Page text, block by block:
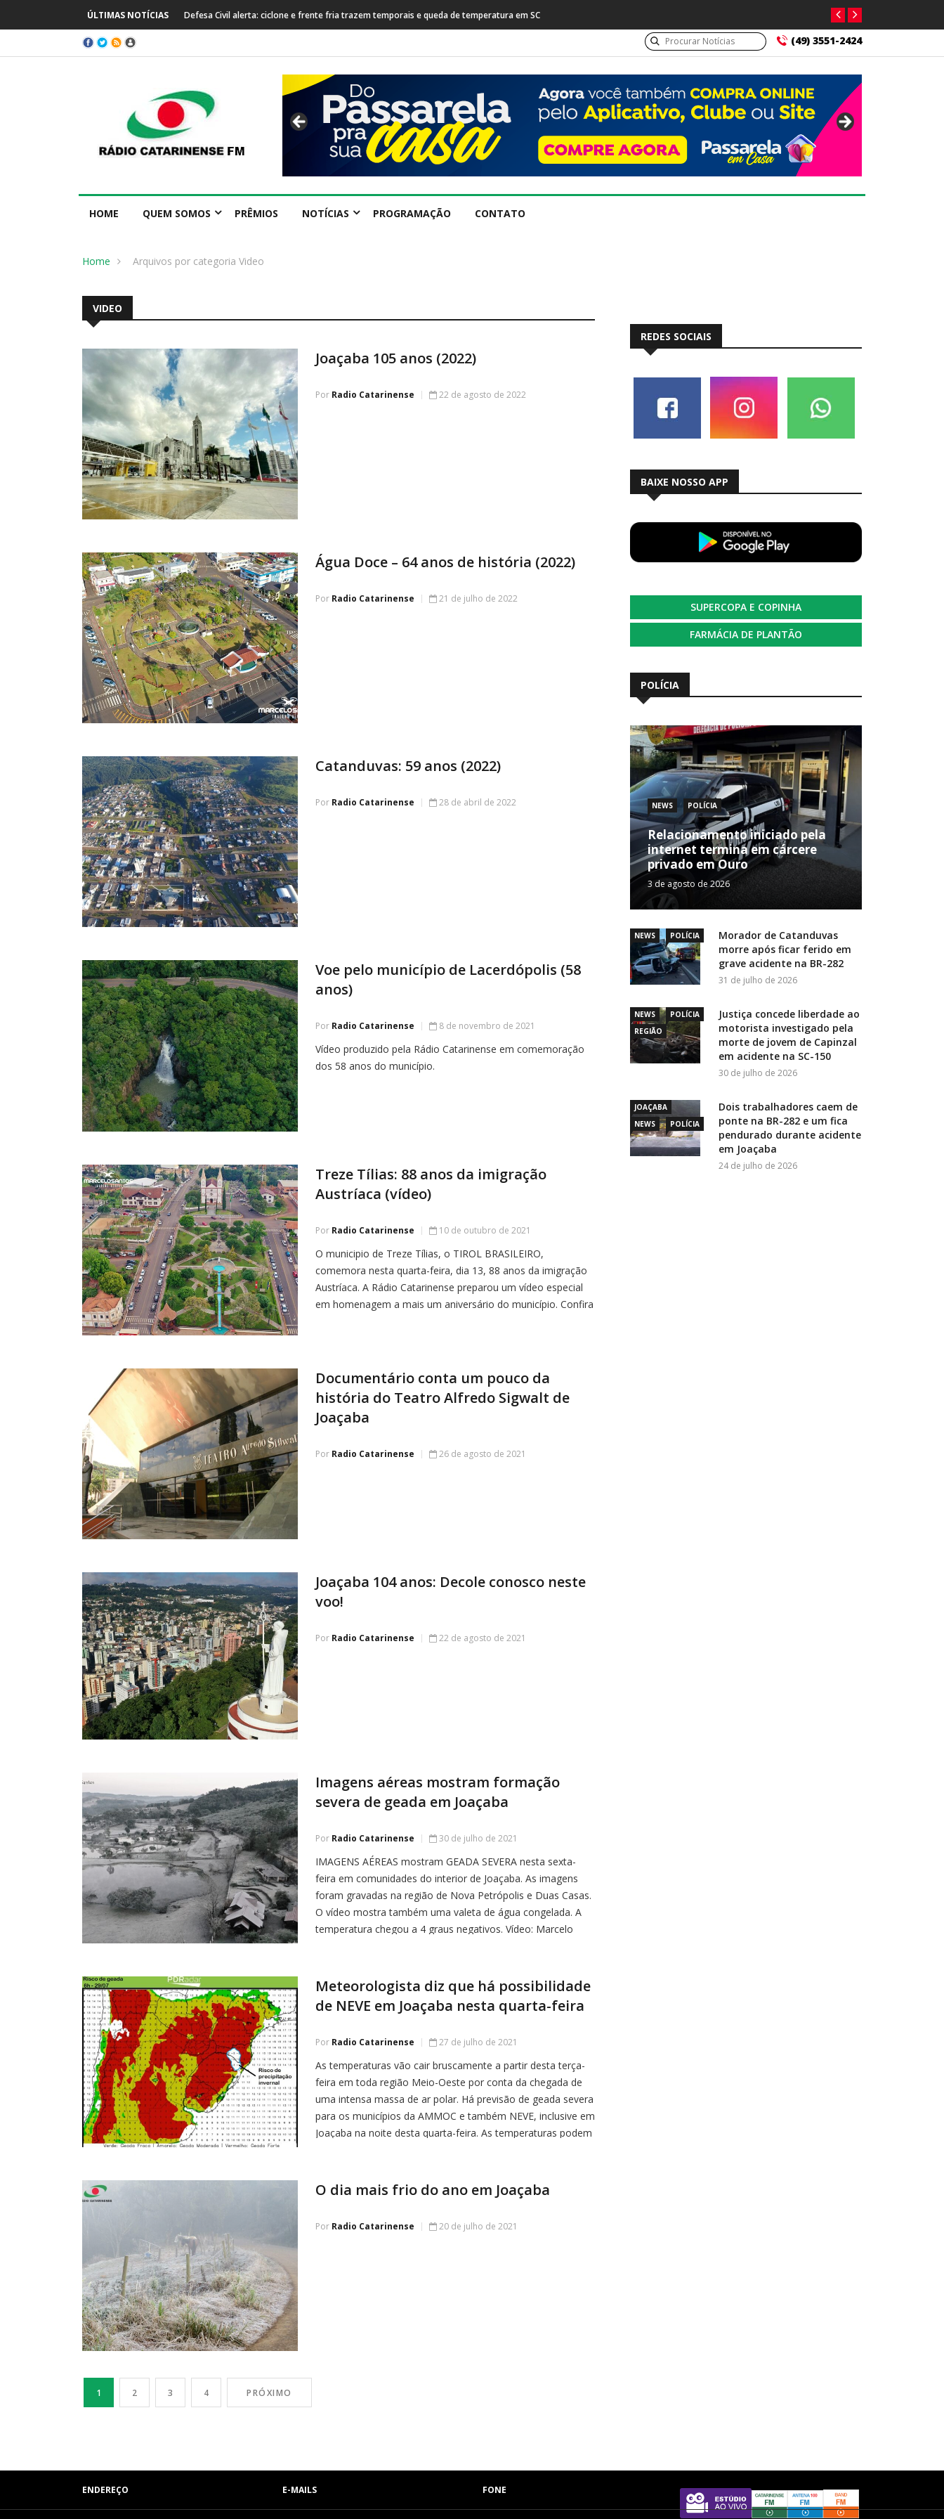
ÚLTIMAS NOTÍCIAS
temporais e queda de temperatura em SCPrefeitura de Capinzal se manifesta após prisão de farmacêutico suspeito de tráfico
(49) 3551-2424
HOME QUEM SOMOS PRÊMIOS NOTÍCIAS PROGRAMAÇÃO CONTATO
Home Arquivos por categoria Video
VIDEO
Joaçaba 105 anos (2022)
Por Radio Catarinense 22 de agosto de 2022
Água Doce – 64 anos de história (2022)
Por Radio Catarinense 21 de julho de 2022
Catanduvas: 59 anos (2022)
Por Radio Catarinense 28 de abril de 2022
Voe pelo município de Lacerdópolis (58
anos)
Por Radio Catarinense 8 de novembro de 2021
Vídeo produzido pela Rádio Catarinense em comemoração
dos 58 anos do município.
Treze Tílias: 88 anos da imigração
Austríaca (vídeo)
Por Radio Catarinense 10 de outubro de 2021
O municipio de Treze Tílias, o TIROL BRASILEIRO,
comemora nesta quarta-feira, dia 13, 88 anos da imigração
Austríaca. A Rádio Catarinense preparou um vídeo especial
em homenagem a mais um aniversário do município. Confira
Documentário conta um pouco da
história do Teatro Alfredo Sigwalt de
Joaçaba
Por Radio Catarinense 26 de agosto de 2021
Joaçaba 104 anos: Decole conosco neste
voo!
Por Radio Catarinense 22 de agosto de 2021
Imagens aéreas mostram formação
severa de geada em Joaçaba
Por Radio Catarinense 30 de julho de 2021
IMAGENS AÉREAS mostram GEADA SEVERA nesta sexta-
feira em comunidades do interior de Joaçaba. As imagens
foram gravadas na região de Nova Petrópolis e Duas Casas.
O vídeo mostra também uma valeta de água congelada. A
temperatura chegou a 4 graus negativos. Vídeo: Marcelo
Meteorologista diz que há possibilidade
de NEVE em Joaçaba nesta quarta-feira
Por Radio Catarinense 27 de julho de 2021
As temperaturas vão cair bruscamente a partir desta terça-
feira em toda região Meio-Oeste por conta da chegada de
uma intensa massa de ar polar. Há previsão de geada severa
para os municípios da AMMOC e também NEVE, inclusive em
Joaçaba na noite desta quarta-feira. As temperaturas podem
O dia mais frio do ano em Joaçaba
Por Radio Catarinense 20 de julho de 2021
1 2 3 4 PRÓXIMO
REDES SOCIAIS
BAIXE NOSSO APP
SUPERCOPA E COPINHA
FARMÁCIA DE PLANTÃO
POLÍCIA
NEWS POLÍCIA
Relacionamento iniciado pela
internet termina em cárcere
privado em Ouro
3 de agosto de 2026
NEWS POLÍCIA
Morador de Catanduvas
morre após ficar ferido em
grave acidente na BR-282
31 de julho de 2026
NEWS
POLÍCIA
REGIÃO
Justiça concede liberdade ao
motorista investigado pela
morte de jovem de Capinzal
em acidente na SC-150
30 de julho de 2026
JOAÇABA
NEWS
POLÍCIA
Dois trabalhadores caem de
ponte na BR-282 e um fica
pendurado durante acidente
em Joaçaba
24 de julho de 2026
ENDEREÇO E-MAILS FONE